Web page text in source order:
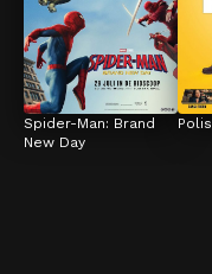
Spider-Man: Brand
New Day
Polis